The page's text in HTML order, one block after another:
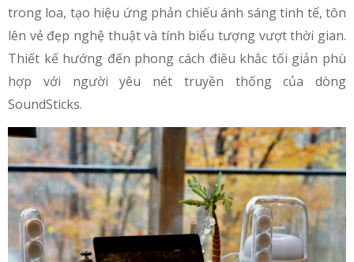
trong loa, tạo hiệu ứng phản chiếu ánh sáng tinh tế, tôn
lên vẻ đẹp nghệ thuật và tính biểu tượng vượt thời gian.
Thiết kế hướng đến phong cách điêu khắc tối giản phù
hợp với người yêu nét truyền thống của dòng
SoundSticks.